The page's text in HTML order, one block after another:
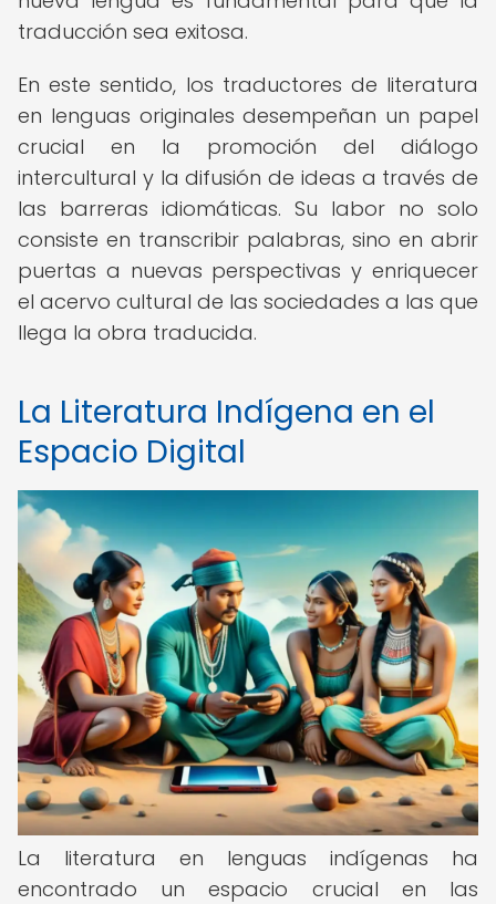
traducción sea exitosa.
En este sentido, los traductores de literatura
en lenguas originales desempeñan un papel
crucial en la promoción del diálogo
intercultural y la difusión de ideas a través de
las barreras idiomáticas. Su labor no solo
consiste en transcribir palabras, sino en abrir
puertas a nuevas perspectivas y enriquecer
el acervo cultural de las sociedades a las que
llega la obra traducida.
La Literatura Indígena en el
Espacio Digital
La literatura en lenguas indígenas ha
encontrado un espacio crucial en las